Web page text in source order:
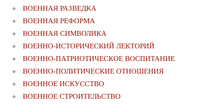
ВОЕННАЯ РАЗВЕДКА
ВОЕННАЯ РЕФОРМА
ВОЕННАЯ СИМВОЛИКА
ВОЕННО-ИСТОРИЧЕСКИЙ ЛЕКТОРИЙ
ВОЕННО-ПАТРИОТИЧЕСКОЕ ВОСПИТАНИЕ
ВОЕННО-ПОЛИТИЧЕСКИE ОТНОШЕНИЯ
ВОЕННОЕ ИСКУССТВО
ВОЕННОЕ СТРОИТЕЛЬСТВО